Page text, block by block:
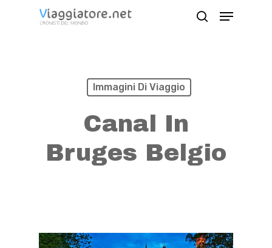
Menu
Immagini Di Viaggio
Canal In
Bruges Belgio